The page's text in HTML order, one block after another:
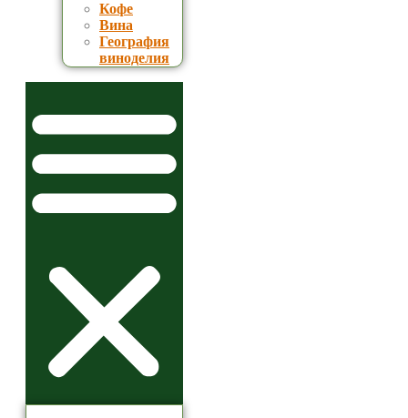
Кофе
Вина
География
виноделия